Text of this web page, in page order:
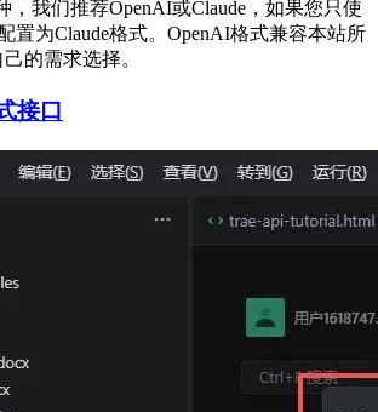
，我们推荐OpenAI或Claude，如果您只使
置为Claude格式。OpenAI格式兼容本站所
的需求选择。
接口